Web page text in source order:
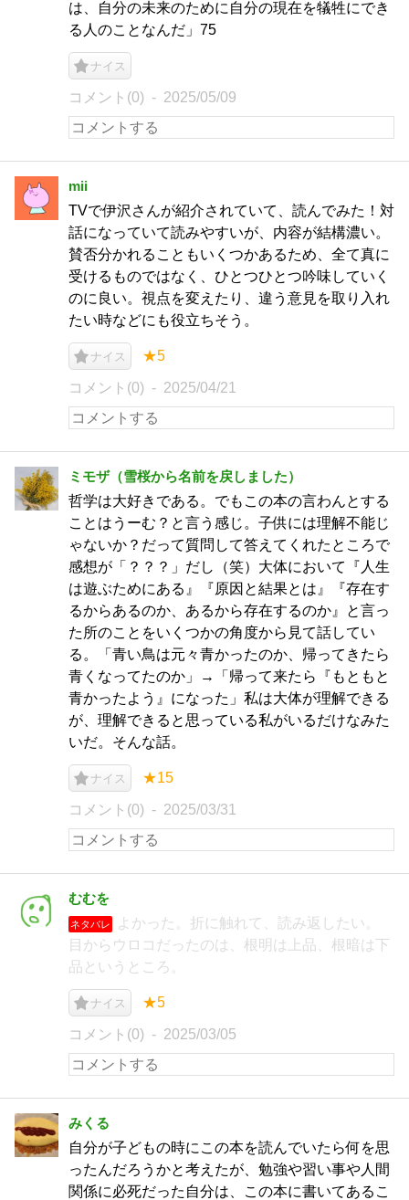
は、自分の未来のために自分の現在を犠牲にでき
る人のことなんだ」75
ナイス
コメント(0) 2025/05/09
mii
TVで伊沢さんが紹介されていて、読んでみた！対
話になっていて読みやすいが、内容が結構濃い。
賛否分かれることもいくつかあるため、全て真に
受けるものではなく、ひとつひとつ吟味していく
のに良い。視点を変えたり、違う意見を取り入れ
たい時などにも役立ちそう。
ナイス ★5
コメント(0) 2025/04/21
ミモザ（雪桜から名前を戻しました）
哲学は大好きである。でもこの本の言わんとする
ことはうーむ？と言う感じ。子供には理解不能じ
ゃないか？だって質問して答えてくれたところで
感想が「？？？」だし（笑）大体において『人生
は遊ぶためにある』『原因と結果とは』『存在す
るからあるのか、あるから存在するのか』と言っ
た所のことをいくつかの角度から見て話してい
る。「青い鳥は元々青かったのか、帰ってきたら
青くなってたのか」→「帰って来たら『もともと
青かったよう』になった」私は大体が理解できる
が、理解できると思っている私がいるだけなみた
いだ。そんな話。
ナイス ★15
コメント(0) 2025/03/31
むむを
ネタバレ
よかった。折に触れて、読み返したい。
目からウロコだったのは、根明は上品、根暗は下
品というところ。
ナイス ★5
コメント(0) 2025/03/05
みくる
自分が子どもの時にこの本を読んでいたら何を思
ったんだろうかと考えたが、勉強や習い事や人間
関係に必死だった自分は、この本に書いてあるこ